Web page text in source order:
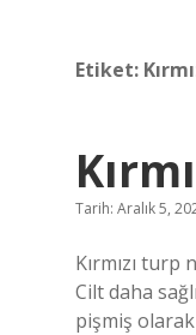
Etiket:
Tarih: Aralık 5,
Kırmızı
Cilt daha
pişmiş